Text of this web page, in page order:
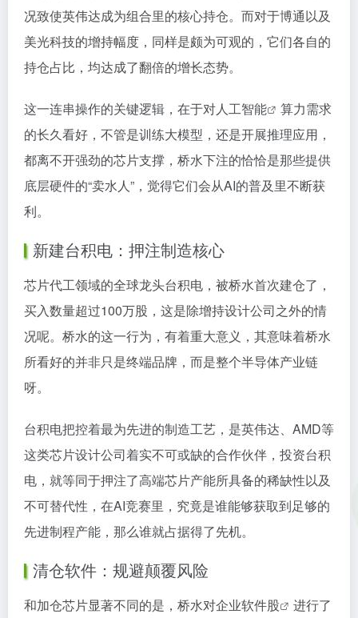
况致使英伟达成为组合里的核心持仓。而对于博通以及
美光科技的增持幅度，同样是颇为可观的，它们各自的
持仓占比，均达成了翻倍的增长态势。
这一连串操作的关键逻辑，在于对人工智能
算力需求
的长久看好，不管是训练大模型，还是开展推理应用，
都离不开强劲的芯片支撑，桥水下注的恰恰是那些提供
底层硬件的“卖水人”，觉得它们会从AI的普及里不断获
利。
新建台积电：押注制造核心
芯片代工领域的全球龙头台积电，被桥水首次建仓了，
买入数量超过100万股，这是除增持设计公司之外的情
况呢。桥水的这一行为，有着重大意义，其意味着桥水
所看好的并非只是终端品牌，而是整个半导体产业链
呀。
台积电把控着最为先进的制造工艺，是英伟达、AMD等
这类芯片设计公司着实不可或缺的合作伙伴，投资台积
电，就等同于押注了高端芯片产能所具备的稀缺性以及
不可替代性，在AI竞赛里，究竟是谁能够获取到足够的
先进制程产能，那么谁就占据得了先机。
清仓软件：规避颠覆风险
和加仓芯片显著不同的是，桥水对企业软件股 进行了